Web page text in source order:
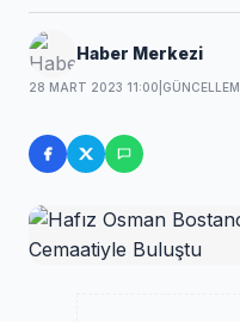
Haber Merkezi
28 MART 2023 11:00